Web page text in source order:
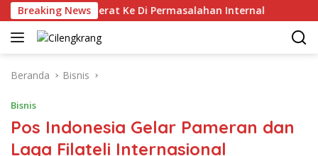
Langsung
ke
konten
Breaking News
Kelas Berat Ke Di Permasalahan Internal
Beranda Bisnis
Bisnis
Pos Indonesia Gelar Pameran dan
Laga Filateli Internasional